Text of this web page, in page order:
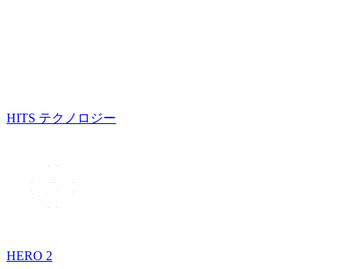
HITS テクノロジー
HERO 2